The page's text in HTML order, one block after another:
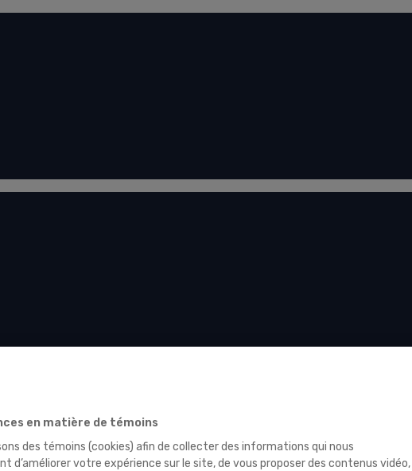
en matière de témoins
des témoins (cookies) afin de collecter des informations qui nous
d’améliorer votre expérience sur le site, de vous proposer des contenus vidéo,